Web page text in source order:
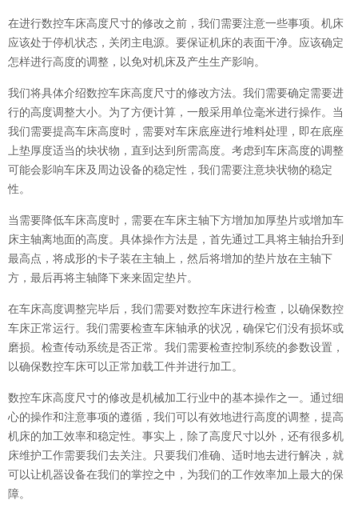
在进行数控车床高度尺寸的修改之前，我们需要注意一些事项。机床
应该处于停机状态，关闭主电源。要保证机床的表面干净。应该确定
怎样进行高度的调整，以免对机床及产生生产影响。
我们将具体介绍数控车床高度尺寸的修改方法。我们需要确定需要进
行的高度调整大小。为了方便计算，一般采用单位毫米进行操作。当
我们需要提高车床高度时，需要对车床底座进行堆料处理，即在底座
上垫厚度适当的块状物，直到达到所需高度。考虑到车床高度的调整
可能会影响车床及周边设备的稳定性，我们需要注意块状物的稳定
性。
当需要降低车床高度时，需要在车床主轴下方增加加厚垫片或增加车
床主轴离地面的高度。具体操作方法是，首先通过工具将主轴抬升到
最高点，将成形的卡子装在主轴上，然后将增加的垫片放在主轴下
方，最后再将主轴降下来来固定垫片。
在车床高度调整完毕后，我们需要对数控车床进行检查，以确保数控
车床正常运行。我们需要检查车床轴承的状况，确保它们没有损坏或
磨损。检查传动系统是否正常。我们需要检查控制系统的参数设置，
以确保数控车床可以正常加载工件并进行加工。
数控车床高度尺寸的修改是机械加工行业中的基本操作之一。通过细
心的操作和注意事项的遵循，我们可以有效地进行高度的调整，提高
机床的加工效率和稳定性。事实上，除了高度尺寸以外，还有很多机
床维护工作需要我们去关注。只要我们准确、适时地去进行解决，就
可以让机器设备在我们的掌控之中，为我们的工作效率加上最大的保
障。